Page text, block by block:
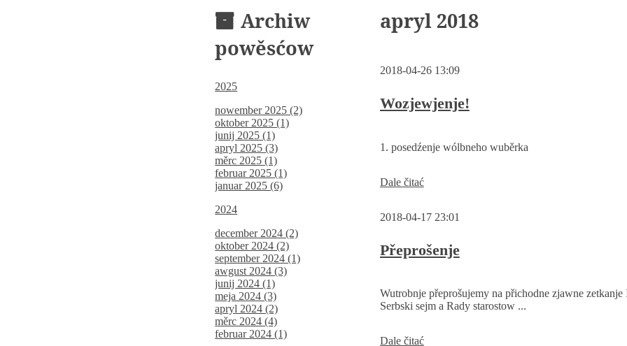
Archiw
powěsćow
2025
nowember 2025 (2)
oktober 2025 (1)
junij 2025 (1)
apryl 2025 (3)
měrc 2025 (1)
februar 2025 (1)
januar 2025 (6)
2024
december 2024 (2)
oktober 2024 (2)
september 2024 (1)
awgust 2024 (3)
junij 2024 (1)
meja 2024 (3)
apryl 2024 (2)
měrc 2024 (4)
februar 2024 (1)
apryl 2018
2018-04-26 13:09
Wozjewjenje!
1. posedźenje wólbneho wuběrka
Dale čitaćWozjewjenje!
2018-04-17 23:01
Přeprošenje
Wutrobnje přeprošujemy na přichodne zjawne
Serbski sejm a Rady starostow ...
Dale čitaćPřeprošenje